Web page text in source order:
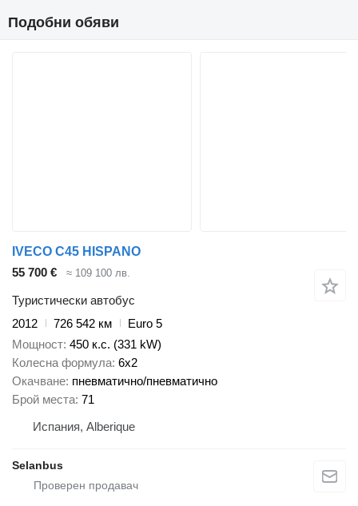
Подобни обяви
IVECO C45 HISPANO
55 700 €
≈ 109 100 лв.
Туристически автобус
2012
726 542 км
Euro 5
Мощност 450 к.с. (331 kW)
Колесна формула 6x2
Окачване пневматично/пневматично
Брой места 71
Испания, Alberique
Selanbus